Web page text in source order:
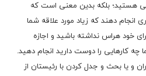
هستید؛ بلکه بدین معنی است که
انجام دهند که زیاد مورد علاقه شما
خود هراس نداشته باشید و اجازه
کارهایی را دوست دارید انجام دهید.
و یا بحث و جدل کردن با رئیستان از